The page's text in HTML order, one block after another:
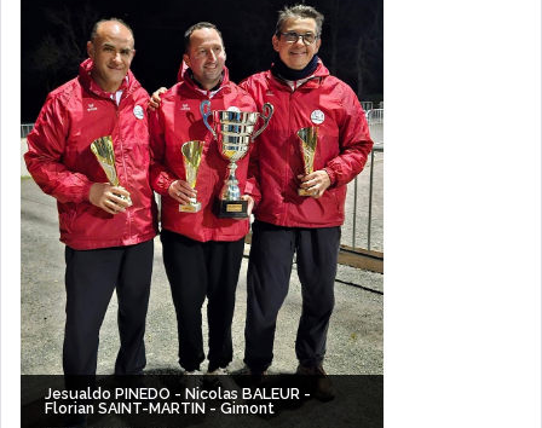
Jesualdo PINEDO - Nicolas BALEUR -
Florian SAINT-MARTIN - Gimont